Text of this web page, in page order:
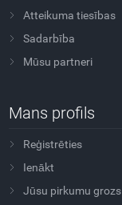
Atteikuma tiesības
Sadarbība
Mūsu partneri
Mans profils
Reģistrēties
Ienākt
Jūsu pirkumu grozs